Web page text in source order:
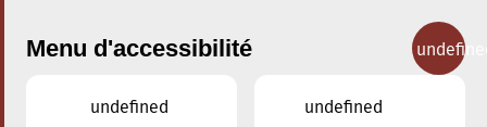
Menu d'accessibilité
undefined
undefined